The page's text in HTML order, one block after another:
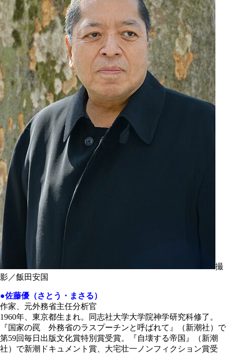
撮
影／飯田安国
●佐藤優（さとう・まさる）
作家、元外務省主任分析官
1960年、東京都生まれ。同志社大学大学院神学研究科修了。
『国家の罠 外務省のラスプーチンと呼ばれて』（新潮社）で
第59回毎日出版文化賞特別賞受賞。『自壊する帝国』（新潮
社）で新潮ドキュメント賞、大宅壮一ノンフィクション賞受